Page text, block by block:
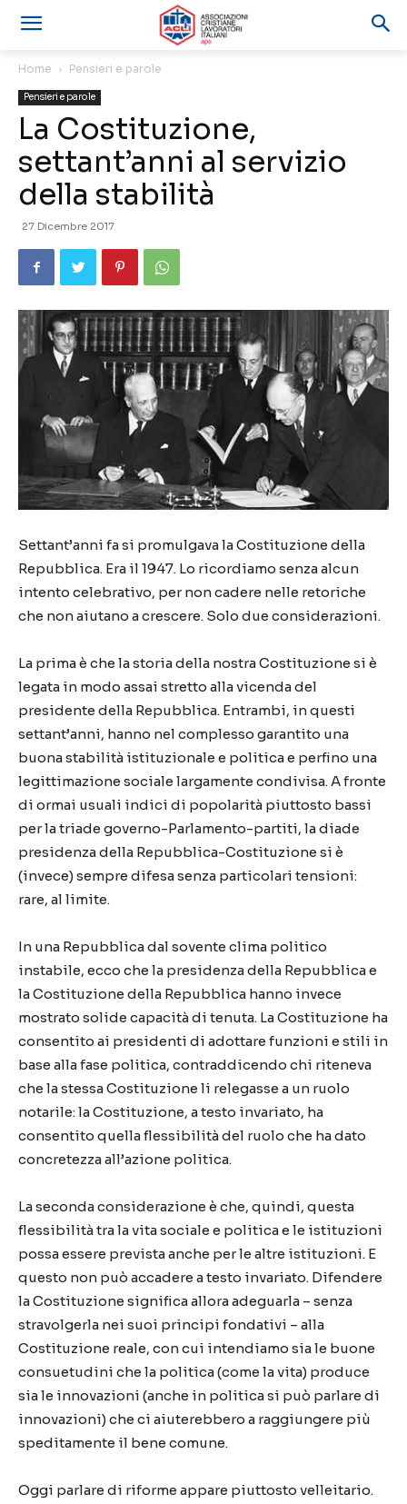
Home Pensieri e parole
Pensieri e parole
La Costituzione,
settant’anni al servizio
della stabilità
27 Dicembre 2017
Settant’anni fa si promulgava la Costituzione della
Repubblica. Era il 1947. Lo ricordiamo senza alcun
intento celebrativo, per non cadere nelle retoriche
che non aiutano a crescere. Solo due considerazioni.
La prima è che la storia della nostra Costituzione si è
legata in modo assai stretto alla vicenda del
presidente della Repubblica. Entrambi, in questi
settant’anni, hanno nel complesso garantito una
buona stabilità istituzionale e politica e perfino una
legittimazione sociale largamente condivisa. A fronte
di ormai usuali indici di popolarità piuttosto bassi
per la triade governo-Parlamento-partiti, la diade
presidenza della Repubblica-Costituzione si è
(invece) sempre difesa senza particolari tensioni:
rare, al limite.
In una Repubblica dal sovente clima politico
instabile, ecco che la presidenza della Repubblica e
la Costituzione della Repubblica hanno invece
mostrato solide capacità di tenuta. La Costituzione ha
consentito ai presidenti di adottare funzioni e stili in
base alla fase politica, contraddicendo chi riteneva
che la stessa Costituzione li relegasse a un ruolo
notarile: la Costituzione, a testo invariato, ha
consentito quella flessibilità del ruolo che ha dato
concretezza all’azione politica.
La seconda considerazione è che, quindi, questa
flessibilità tra la vita sociale e politica e le istituzioni
possa essere prevista anche per le altre istituzioni. E
questo non può accadere a testo invariato. Difendere
la Costituzione significa allora adeguarla – senza
stravolgerla nei suoi principi fondativi – alla
Costituzione reale, con cui intendiamo sia le buone
consuetudini che la politica (come la vita) produce
sia le innovazioni (anche in politica si può parlare di
innovazioni) che ci aiuterebbero a raggiungere più
speditamente il bene comune.
Oggi parlare di riforme appare piuttosto velleitario.